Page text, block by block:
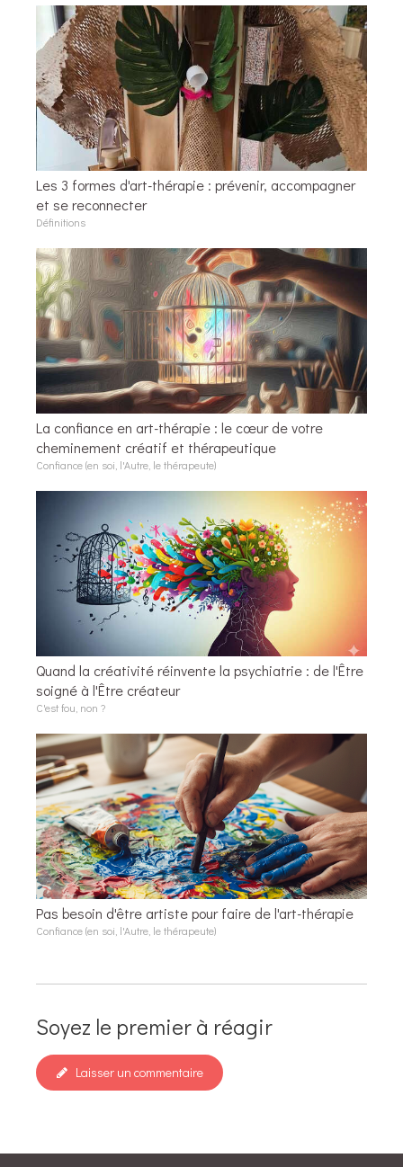
Les 3 formes d'art-thérapie : prévenir, accompagner
et se reconnecter
Définitions
La confiance en art-thérapie : le cœur de votre
cheminement créatif et thérapeutique
Confiance (en soi, l'Autre, le thérapeute)
Quand la créativité réinvente la psychiatrie : de l'Être
soigné à l'Être créateur
C'est fou, non ?
Pas besoin d'être artiste pour faire de l'art-thérapie
Confiance (en soi, l'Autre, le thérapeute)
Soyez le premier à réagir
Laisser un commentaire